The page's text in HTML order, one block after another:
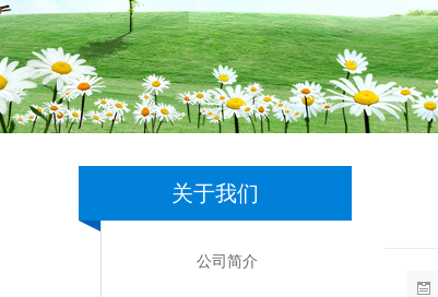
关于我们
公司简介